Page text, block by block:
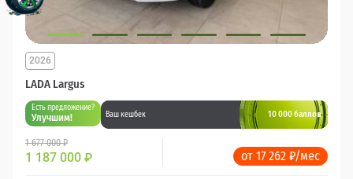
LADA Largus
2026
Есть предложение?
Улучшим! Ваш кешбек 10 000 баллов
1 677 000 ₽
1 187 000 ₽ от 17 262 ₽/мес